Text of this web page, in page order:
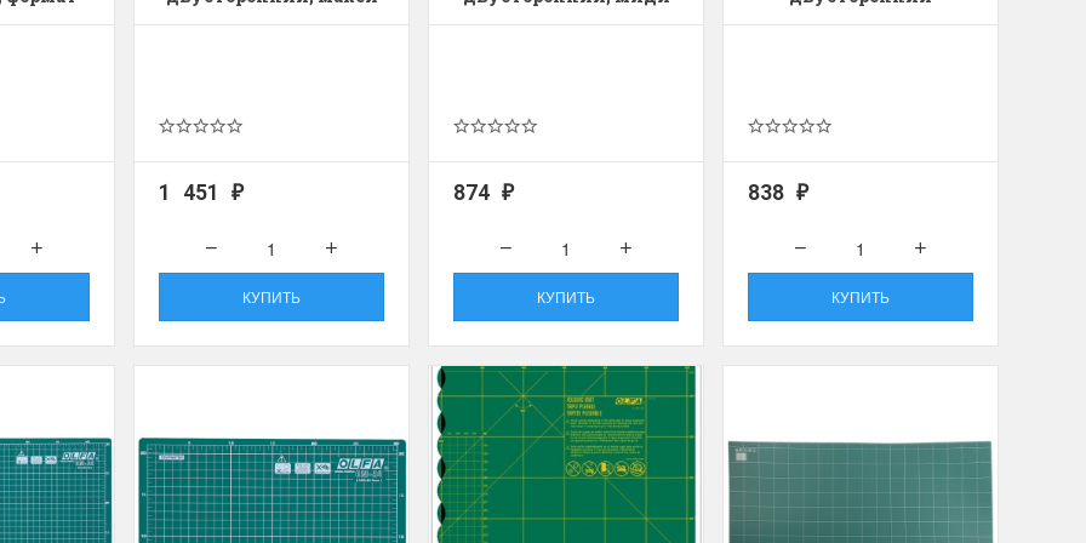
красивый и раритетный сюжет,
хорошая.
качества.
Ларина Евгения
1 апреля 2026 14:53
режут отлично!
Ларина Евгения
1 451 ₽
КУПИТЬ
874 ₽
КУПИТЬ
838 ₽
КУПИТЬ